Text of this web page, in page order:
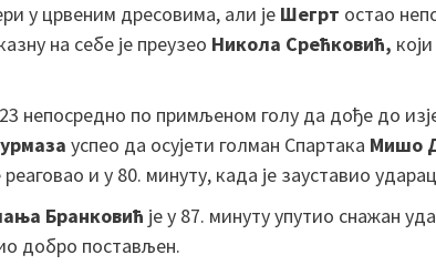
у црвеним дресовима, али је Шегрт остао
на себе је преузео Никола Срећковић,
непосредно по примљеном голу да дође до
успео да осујети голман Спартака Мишо
и у 80. минуту, када је зауставио ударац
Бранковић је у 87. минуту упутио снажан
добро постављен.